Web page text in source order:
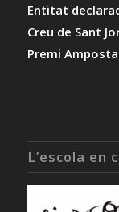
Entitat
Creu de Sant
Premi
L’escola en